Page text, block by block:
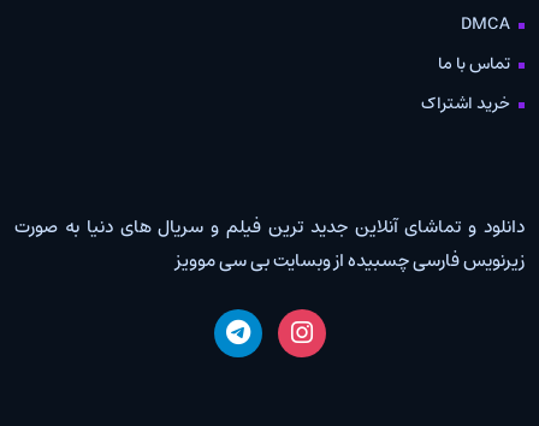
DMCA
تماس با ما
خرید اشتراک
دانلود و تماشای آنلاین جدید ترین فیلم و سریال های دنیا به صورت
زیرنویس فارسی چسبیده از وبسایت بی سی موویز